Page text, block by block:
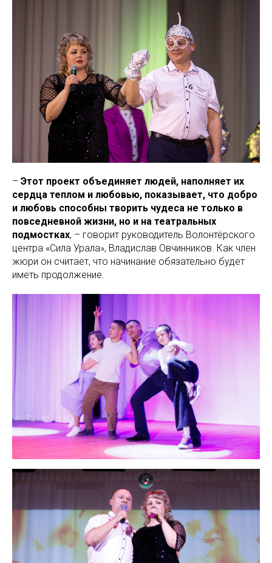
– Этот проект объединяет людей, наполняет их
сердца теплом и любовью, показывает, что добро
и любовь способны творить чудеса не только в
повседневной жизни, но и на театральных
подмостках, – говорит руководитель Волонтёрского
центра «Сила Урала», Владислав Овчинников. Как член
жюри он считает, что начинание обязательно будет
иметь продолжение.